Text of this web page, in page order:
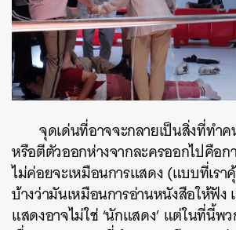
จุดเด่นที่อาจจะกลายเป็นสิ่งที่ทำ
หรือตีตัวออกห่างจากละครออกไปคือก
ไม่ค่อยจะเหมือนการแสดง (แบบที่เรา
บ้างว่ามันเหมือนการอ่านหนังสือให้ฟั
แสดงอาจไม่ใช่ ‘นักแสดง’ แต่ในที่นี้พ